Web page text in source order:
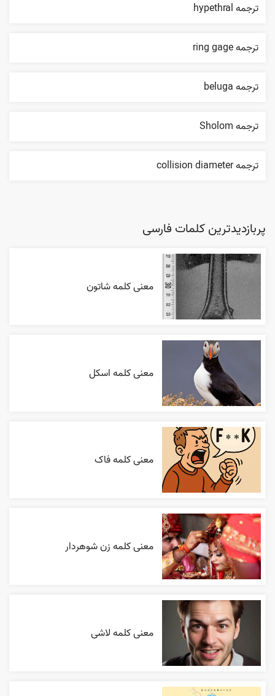
ترجمه hypethral
ترجمه ring gage
ترجمه beluga
ترجمه Sholom
ترجمه collision diameter
پربازدیدترین کلمات فارسی
معنی کلمه شاتون
معنی کلمه اسکل
معنی کلمه فاک
معنی کلمه زن شوهردار
معنی کلمه لاشی